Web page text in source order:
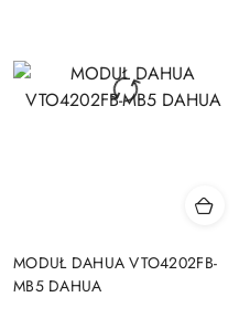
MODUŁ DAHUA VTO4202FB-
MB5 DAHUA